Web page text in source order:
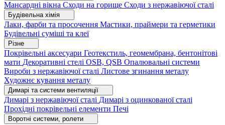
Мансардні вікна Сходи на горище Сходи з нержавіючої сталі
Будівельна хімія
Лаки, фарби та просочення Мастики, праймери та герметики
Будівельні суміші та клеї
Різне
Покрівельні аксесуари Геотекстиль, геомембрана, бентонітові
мати Декоративні стелі OSB, QSB Опалювальні системи
Вироби з нержавіючої сталі Листове згинання металу
Художнє кування металу
Димарі та системи вентиляції
Димарі з нержавіючої сталі Димарі з оцинкованої сталі
Прохідні покрівельні елементи Печі
Воротні системи, ролети